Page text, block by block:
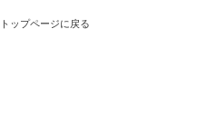
トップページに戻る